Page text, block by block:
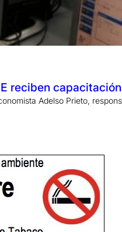
reciben
Adelso Prieto,